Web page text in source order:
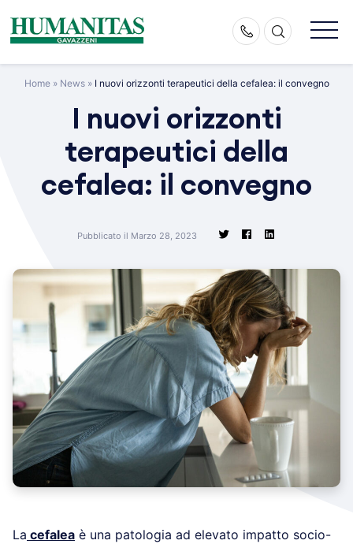
content
Home» News» I nuovi orizzonti terapeutici della cefalea: il convegno
I nuovi orizzonti
terapeutici della
cefalea: il convegno
Pubblicato il Marzo 28, 2023
La cefalea è una patologia ad elevato impatto socio-